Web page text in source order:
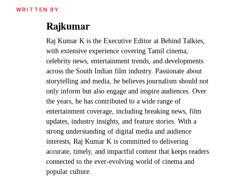
WRITTEN BY
Rajkumar
Raj Kumar K is the Executive Editor at Behind Talkies,
with extensive experience covering Tamil cinema,
celebrity news, entertainment trends, and developments
across the South Indian film industry. Passionate about
storytelling and media, he believes journalism should not
only inform but also engage and inspire audiences. Over
the years, he has contributed to a wide range of
entertainment coverage, including breaking news, film
updates, industry insights, and feature stories. With a
strong understanding of digital media and audience
interests, Raj Kumar K is committed to delivering
accurate, timely, and impactful content that keeps readers
connected to the ever-evolving world of cinema and
popular culture.